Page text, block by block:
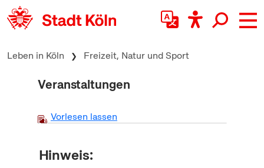
zum Inhalt springen
Leben in Köln Freizeit, Natur und Sport
Veranstaltungen
Vorlesen lassen
Hinweis: